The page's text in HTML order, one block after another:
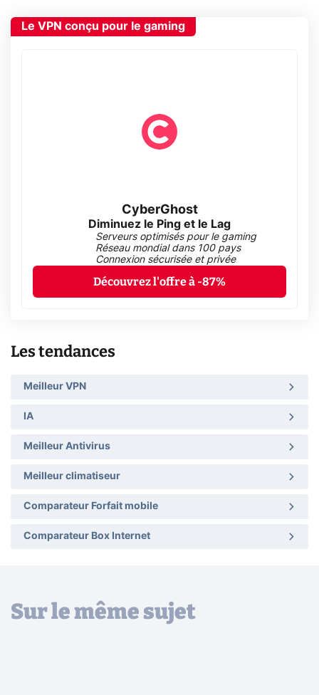
Le VPN conçu pour le gaming
CyberGhost
Diminuez le Ping et le Lag
Serveurs optimisés pour le gaming
Réseau mondial dans 100 pays
Connexion sécurisée et privée
Découvrez l'offre à -87%
Les tendances
Meilleur VPN
IA
Meilleur Antivirus
Meilleur climatiseur
Comparateur Forfait mobile
Comparateur Box Internet
Sur le même sujet